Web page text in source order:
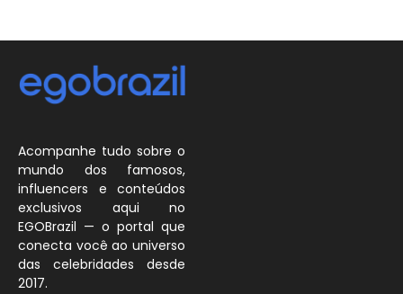
Acompanhe tudo sobre o
mundo dos famosos,
influencers e conteúdos
exclusivos aqui no
EGOBrazil — o portal que
conecta você ao universo
das celebridades desde
2017.